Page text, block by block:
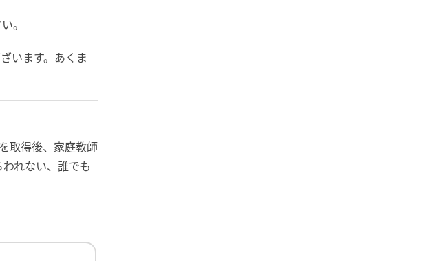
。
います。あくま
取得後、家庭教師
れない、誰でも